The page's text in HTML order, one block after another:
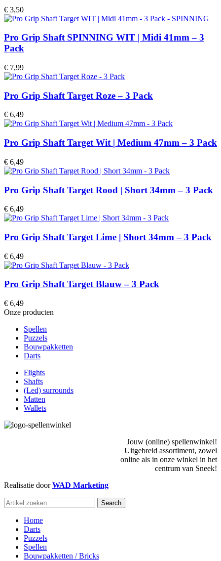
€ 3,50
Pro Grip Shaft SPINNING WIT | Midi 41mm – 3
Pack
€ 7,99
Pro Grip Shaft Target Roze – 3 Pack
€ 6,49
Pro Grip Shaft Target Wit | Medium 47mm – 3 Pack
€ 6,49
Pro Grip Shaft Target Rood | Short 34mm – 3 Pack
€ 6,49
Pro Grip Shaft Target Lime | Short 34mm – 3 Pack
€ 6,49
Pro Grip Shaft Target Blauw – 3 Pack
€ 6,49
Onze producten
Spellen
Puzzels
Bouwpakketten
Darts
Flights
Shafts
(Led) surrounds
Matten
Wallets
Jouw (online) spellenwinkel!
Uitgebreid assortiment, zowel
online als in onze winkel in het
centrum van Sneek!
Realisatie doorWAD Marketing
Search
Home
Darts
Puzzels
Spellen
Bouwpakketten / Bricks